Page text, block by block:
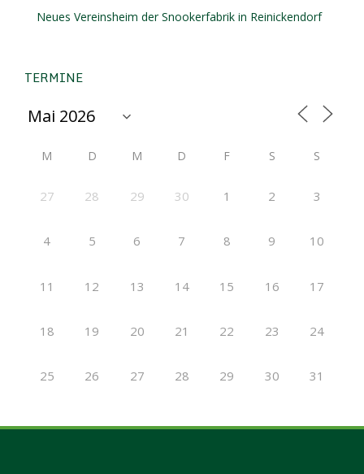
Neues Vereinsheim der Snookerfabrik in Reinickendorf
TERMINE
M D M D F S S
27 28 29 30 1 2 3
4 5 6 7 8 9 10
11 12 13 14 15 16 17
18 19 20 21 22 23 24
25 26 27 28 29 30 31